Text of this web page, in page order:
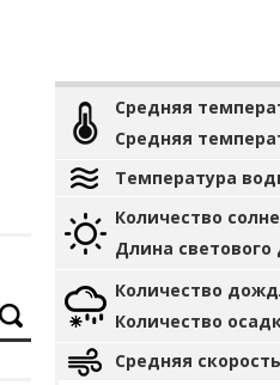
Средняя
Средняя
Температура
Количество
Длина светового
Количество
Количество
Средняя